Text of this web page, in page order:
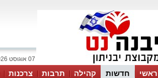
07 אוגוסט 2026 / 20:19
ראשי חדשות קהילה תרבות צרכנות